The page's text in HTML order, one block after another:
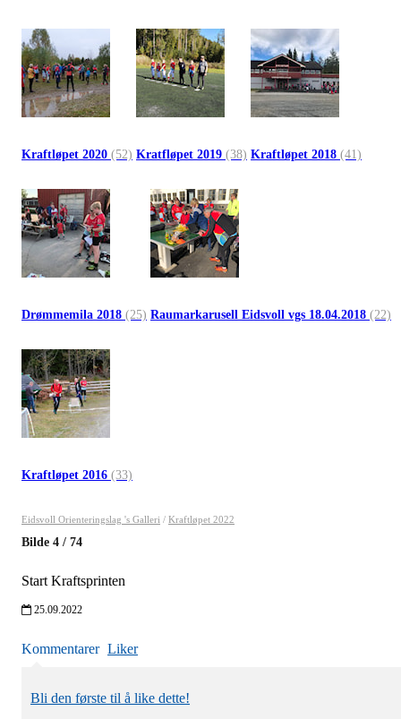
Kraftløpet 2020 (52) Kratfløpet 2019 (38) Kraftløpet 2018 (41)
Drømmemila 2018 (25) Raumarkarusell Eidsvoll vgs 18.04.2018 (22)
Kraftløpet 2016 (33)
Eidsvoll Orienteringslag 's Galleri / Kraftløpet 2022
Bilde 4 / 74
Start Kraftsprinten
25.09.2022
Kommentarer Liker
Bli den første til å like dette!